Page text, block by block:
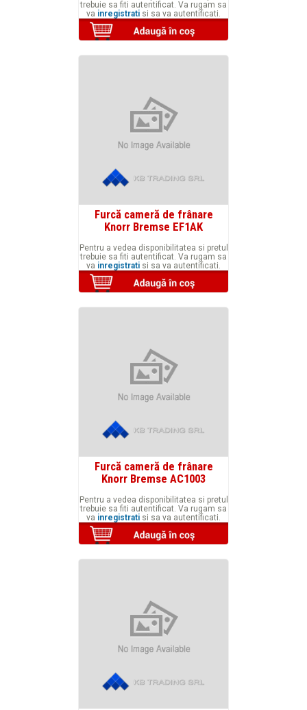
trebuie sa fiti autentificat. Va rugam sa
va inregistrati si sa va autentificati.
Furcă cameră de frânare
Knorr Bremse EF1AK
Pentru a vedea disponibilitatea si pretul
trebuie sa fiti autentificat. Va rugam sa
va inregistrati si sa va autentificati.
Furcă cameră de frânare
Knorr Bremse AC1003
Pentru a vedea disponibilitatea si pretul
trebuie sa fiti autentificat. Va rugam sa
va inregistrati si sa va autentificati.